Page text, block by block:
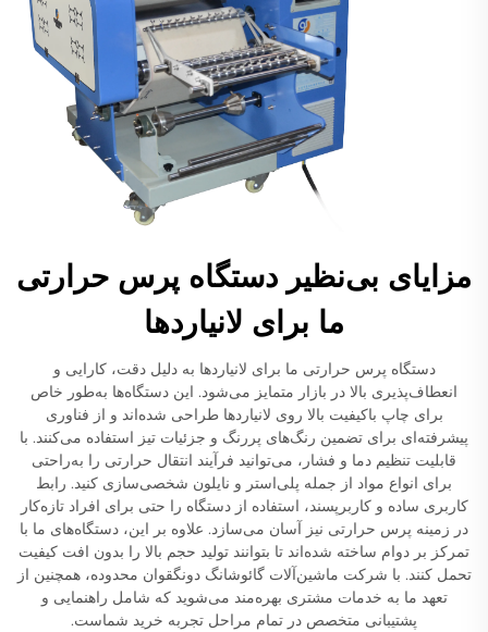
مزایای بی‌نظیر دستگاه پرس حرارتی
ما برای لانیاردها
دستگاه پرس حرارتی ما برای لانیاردها به دلیل دقت، کارایی و
انعطاف‌پذیری بالا در بازار متمایز می‌شود. این دستگاه‌ها به‌طور خاص
برای چاپ باکیفیت بالا روی لانیاردها طراحی شده‌اند و از فناوری
پیشرفته‌ای برای تضمین رنگ‌های پررنگ و جزئیات تیز استفاده می‌کنند. با
قابلیت تنظیم دما و فشار، می‌توانید فرآیند انتقال حرارتی را به‌راحتی
برای انواع مواد از جمله پلی‌استر و نایلون شخصی‌سازی کنید. رابط
کاربری ساده و کاربرپسند، استفاده از دستگاه را حتی برای افراد تازه‌کار
در زمینه پرس حرارتی نیز آسان می‌سازد. علاوه بر این، دستگاه‌های ما با
تمرکز بر دوام ساخته شده‌اند تا بتوانند تولید حجم بالا را بدون افت کیفیت
تحمل کنند. با شرکت ماشین‌آلات گائوشانگ دونگقوان محدوده، همچنین از
تعهد ما به خدمات مشتری بهره‌مند می‌شوید که شامل راهنمایی و
پشتیبانی متخصص در تمام مراحل تجربه خرید شماست.